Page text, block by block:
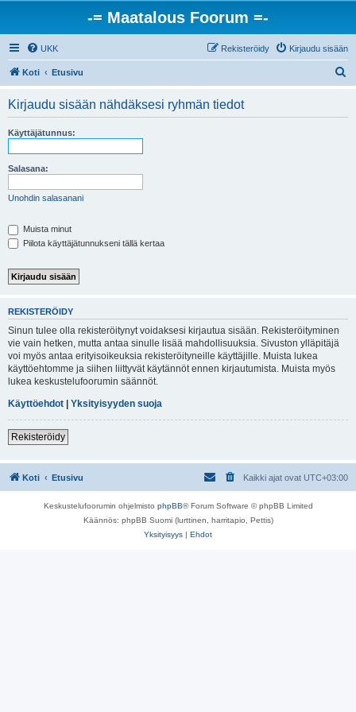
-= Maatalous Foorum =-
UKK Kirjaudu sisään
Rekisteröidy
Koti Etusivu
Kirjaudu sisään nähdäksesi ryhmän tiedot
Käyttäjätunnus:
Salasana:
Unohdin salasanani
Muista minut
Piilota käyttäjätunnukseni tällä kertaa
REKISTERÖIDY
Sinun tulee olla rekisteröitynyt voidaksesi kirjautua sisään. Rekisteröityminen
vie vain hetken, mutta antaa sinulle lisää mahdollisuuksia. Sivuston ylläpitäjä
voi myös antaa erityisoikeuksia rekisteröityneille käyttäjille. Muista lukea
käyttöehtomme ja siihen liittyvät käytännöt ennen kirjautumista. Muista myös
lukea keskustelufoorumin säännöt.
Käyttöehdot | Yksityisyyden suoja
Rekisteröidy
Koti Etusivu Kaikki ajat ovat UTC+03:00
Keskustelufoorumin ohjelmisto phpBB® Forum Software © phpBB Limited
Käännös: phpBB Suomi (lurttinen, harritapio, Pettis)
Yksityisyys | Ehdot